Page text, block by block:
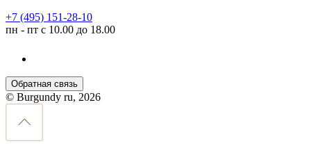
+7 (495) 151-28-10
пн - пт с 10.00 до 18.00
Обратная связь
© Burgundy ru, 2026